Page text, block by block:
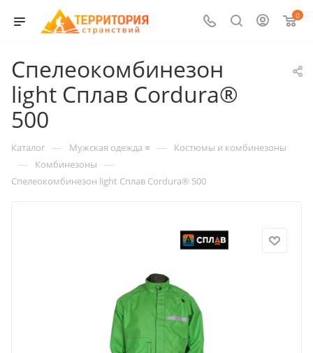
0
Спелеокомбинезон
light Сплав Cordura®
500
Каталог — Мужская одежда ≡ — Костюмы и комбинезоны
— Комбинезоны —
Спелеокомбинезон light Сплав Cordura® 500